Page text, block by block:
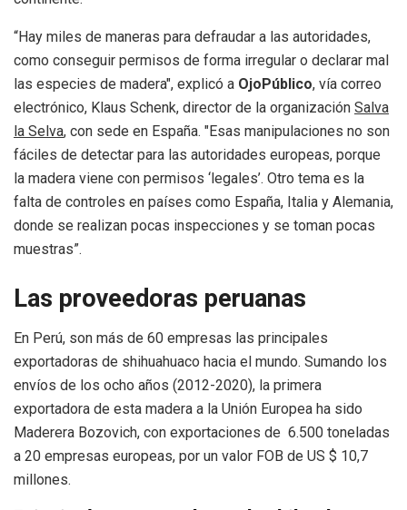
“Hay miles de maneras para defraudar a las autoridades,
como conseguir permisos de forma irregular o declarar mal
las especies de madera", explicó a OjoPúblico, vía correo
electrónico, Klaus Schenk, director de la organización Salva
la Selva, con sede en España. "Esas manipulaciones no son
fáciles de detectar para las autoridades europeas, porque
la madera viene con permisos ‘legales’. Otro tema es la
falta de controles en países como España, Italia y Alemania,
donde se realizan pocas inspecciones y se toman pocas
muestras”.
Las proveedoras peruanas
En Perú, son más de 60 empresas las principales
exportadoras de shihuahuaco hacia el mundo. Sumando los
envíos de los ocho años (2012-2020), la primera
exportadora de esta madera a la Unión Europea ha sido
Maderera Bozovich, con exportaciones de 6.500 toneladas
a 20 empresas europeas, por un valor FOB de US $ 10,7
millones.